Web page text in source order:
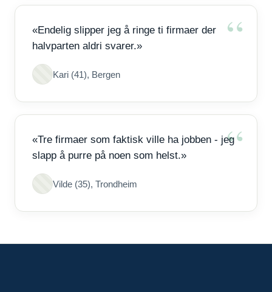
«Endelig slipper jeg å ringe ti firmaer der
halvparten aldri svarer.»
Kari (41), Bergen
«Tre firmaer som faktisk ville ha jobben - jeg
slapp å purre på noen som helst.»
Vilde (35), Trondheim